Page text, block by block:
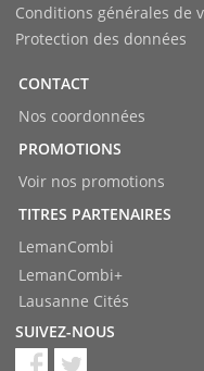
Conditions générales de
Protection des données
CONTACT
Nos coordonnées
PROMOTIONS
Voir nos promotions
TITRES PARTENAIRES
LemanCombi
LemanCombi+
Lausanne Cités
SUIVEZ-NOUS